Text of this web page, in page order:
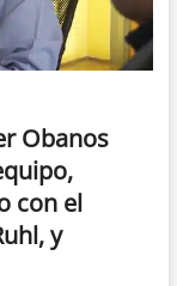
Obanos
con el
y